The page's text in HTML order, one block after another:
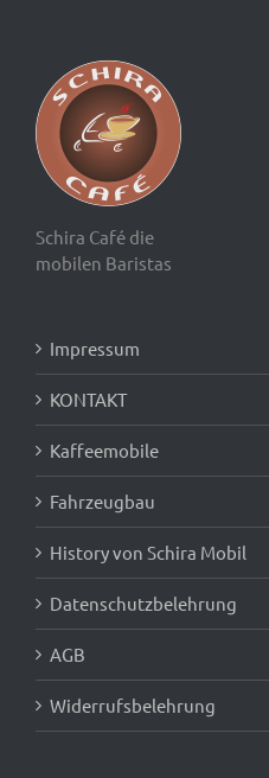
Schira Café die
mobilen Baristas
Impressum
KONTAKT
Kaffeemobile
Fahrzeugbau
History von Schira Mobil
Datenschutzbelehrung
AGB
Widerrufsbelehrung